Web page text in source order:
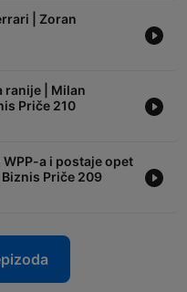
| Zoran
ranije | Milan
Priče 210
a i postaje opet
Priče 209